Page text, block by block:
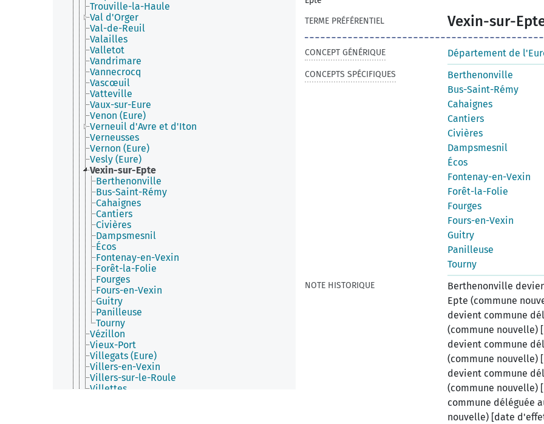
Trouville-la-Haule
Val d'Orger
Val-de-Reuil
Valailles
Valletot
Vandrimare
Vannecrocq
Vascœuil
Vatteville
Vaux-sur-Eure
Venon (Eure)
Verneuil d'Avre et d'Iton
Verneusses
Vernon (Eure)
Vesly (Eure)
Vexin-sur-Epte
Berthenonville
Bus-Saint-Rémy
Cahaignes
Cantiers
Civières
Dampsmesnil
Écos
Fontenay-en-Vexin
Forêt-la-Folie
Fourges
Fours-en-Vexin
Guitry
Panilleuse
Tourny
Vézillon
Vieux-Port
Villegats (Eure)
Villers-en-Vexin
Villers-sur-le-Roule
Villettes
TERME PRÉFÉRENTIEL
Vexin-sur-
CONCEPT GÉNÉRIQUE Département de
CONCEPTS SPÉCIFIQUES
Berthenonville
Bus-Saint-Rémy
Cahaignes
Cantiers
Civières
Dampsmesnil
Écos
Fontenay-en-Vexin
Forêt-la-Folie
Fourges
Fours-en-Vexin
Guitry
Panilleuse
Tourny
NOTE HISTORIQUE
Berthenonville
Epte (commune
devient commune
(commune nouvelle)
devient commune
(commune nouvelle)
devient commune
(commune nouvelle)
commune déléguée
nouvelle) [date